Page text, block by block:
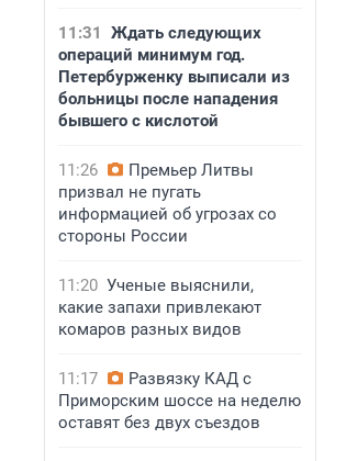
11:31
Ждать следующих
операций минимум год.
Петербурженку выписали из
больницы после нападения
бывшего с кислотой
11:26
Премьер Литвы
призвал не пугать
информацией об угрозах со
стороны России
11:20 Ученые выяснили,
какие запахи привлекают
комаров разных видов
11:17
Развязку КАД с
Приморским шоссе на неделю
оставят без двух съездов